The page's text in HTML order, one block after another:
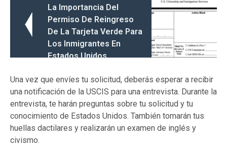
La Importancia Del
Permiso De Reingreso
De La Tarjeta Verde Para
Los Inmigrantes En
Estados Unidos
Una vez que envíes tu solicitud, deberás esperar a recibir
una notificación de la USCIS para una entrevista. Durante la
entrevista, te harán preguntas sobre tu solicitud y tu
conocimiento de Estados Unidos. También tomarán tus
huellas dactilares y realizarán un examen de inglés y
civismo.